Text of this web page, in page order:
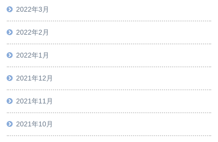
2022年3月
2022年2月
2022年1月
2021年12月
2021年11月
2021年10月